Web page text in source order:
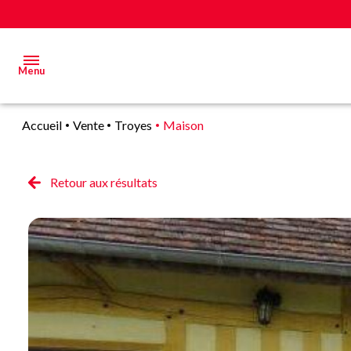
Menu
Estimer
Vendre
Biens
vendus
Alerte
Accueil Vente Troyes Maison
Retour aux résultats